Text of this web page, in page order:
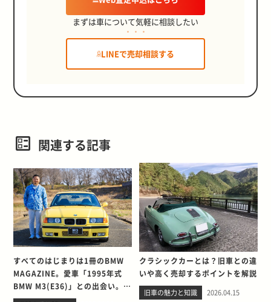
まずは車について気軽に相談したい
LINEで売却相談する
関連する記事
すべてのはじまりは1冊のBMW
MAGAZINE。愛車「1995年式
BMW M3(E36)」との出会い。そ
して別れを考える
クラシックカーとは？旧車との違
いや高く売却するポイントを解説
旧車の魅力と知識 2026.04.15